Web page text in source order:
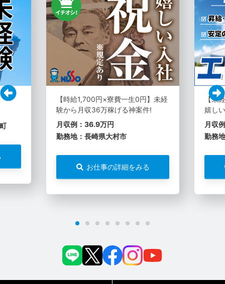
【時給1,700円×寮費一生0円】未経
験から月収36万稼げる神案件!
月収例：36.9万円
勤務地：長崎県大村市
お仕事の詳細をみる
【未
嬉し
月収
勤務